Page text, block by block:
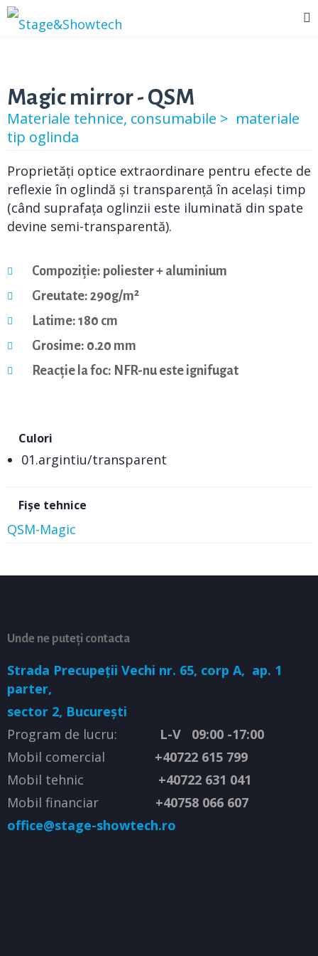
Magic mirror - QSM
Materiale tehnice, consumabile > materiale
tip oglinda
Proprietăți optice extraordinare pentru efecte de
reflexie în oglindă și transparență în același timp
(când suprafața oglinzii este iluminată din spate
devine semi-transparentă).
Compoziție: poliester + aluminium
Greutate: 290g/m²
Latime: 180 cm
Grosime: 0.20 mm
Reacție la foc: NFR-nu este ignifugat
Culori
01.argintiu/transparent
Fișe tehnice
QSM-Magic
Unde ne puteți contacta
Strada Precupeții Vechi nr. 65, corp A, ap. 1
parter,
sector 2, București
Program de lucru: L-V 09:00 -17:00
Mobil comercial +40722 615 799
Mobil tehnic +40722 631 041
Mobil financiar +40758 066 607
office@stage-showtech.ro